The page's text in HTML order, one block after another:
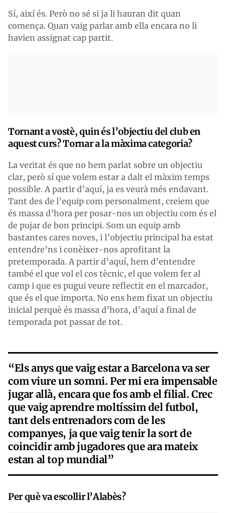
Sí, així és. Però no sé si ja li hauran dit quan
comença. Quan vaig parlar amb ella encara no li
havien assignat cap partit.
Tornant a vostè, quin és l’objectiu del club en
aquest curs? Tornar a la màxima categoria?
La veritat és que no hem parlat sobre un objectiu
clar, però sí que volem estar a dalt el màxim temps
possible. A partir d’aquí, ja es veurà més endavant.
Tant des de l’equip com personalment, creiem que
és massa d’hora per posar-nos un objectiu com és el
de pujar de bon principi. Som un equip amb
bastantes cares noves, i l’objectiu principal ha estat
entendre’ns i conèixer-nos aprofitant la
pretemporada. A partir d’aquí, hem d’entendre
també el que vol el cos tècnic, el que volem fer al
camp i que es pugui veure reflectit en el marcador,
que és el que importa. No ens hem fixat un objectiu
inicial perquè és massa d’hora, d’aquí a final de
temporada pot passar de tot.
“Els anys que vaig estar a Barcelona va ser
com viure un somni. Per mi era impensable
jugar allà, encara que fos amb el filial. Crec
que vaig aprendre moltíssim del futbol,
tant dels entrenadors com de les
companyes, ja que vaig tenir la sort de
coincidir amb jugadores que ara mateix
estan al top mundial”
Per què va escollir l’Alabès?